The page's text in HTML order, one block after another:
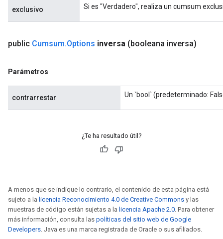
exclusivo Si es "Verdadero", realiza un cumsum
public Cumsum.Options inversa (booleana inversa)
Parámetros
contrarrestar Un `bool` (predeterminado:
¿Te ha resultado útil?
A menos que se indique lo contrario, el contenido de esta página está
sujeto a la licencia Reconocimiento 4.0 de Creative Commons y las
muestras de código están sujetas a la licencia Apache 2.0. Para obtener
más información, consulta las políticas del sitio web de Google
Developers. Java es una marca registrada de Oracle o sus afiliados.